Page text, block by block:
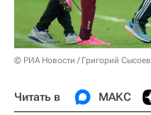
© РИА Новости / Григорий Сысоев
Читать в МАКС